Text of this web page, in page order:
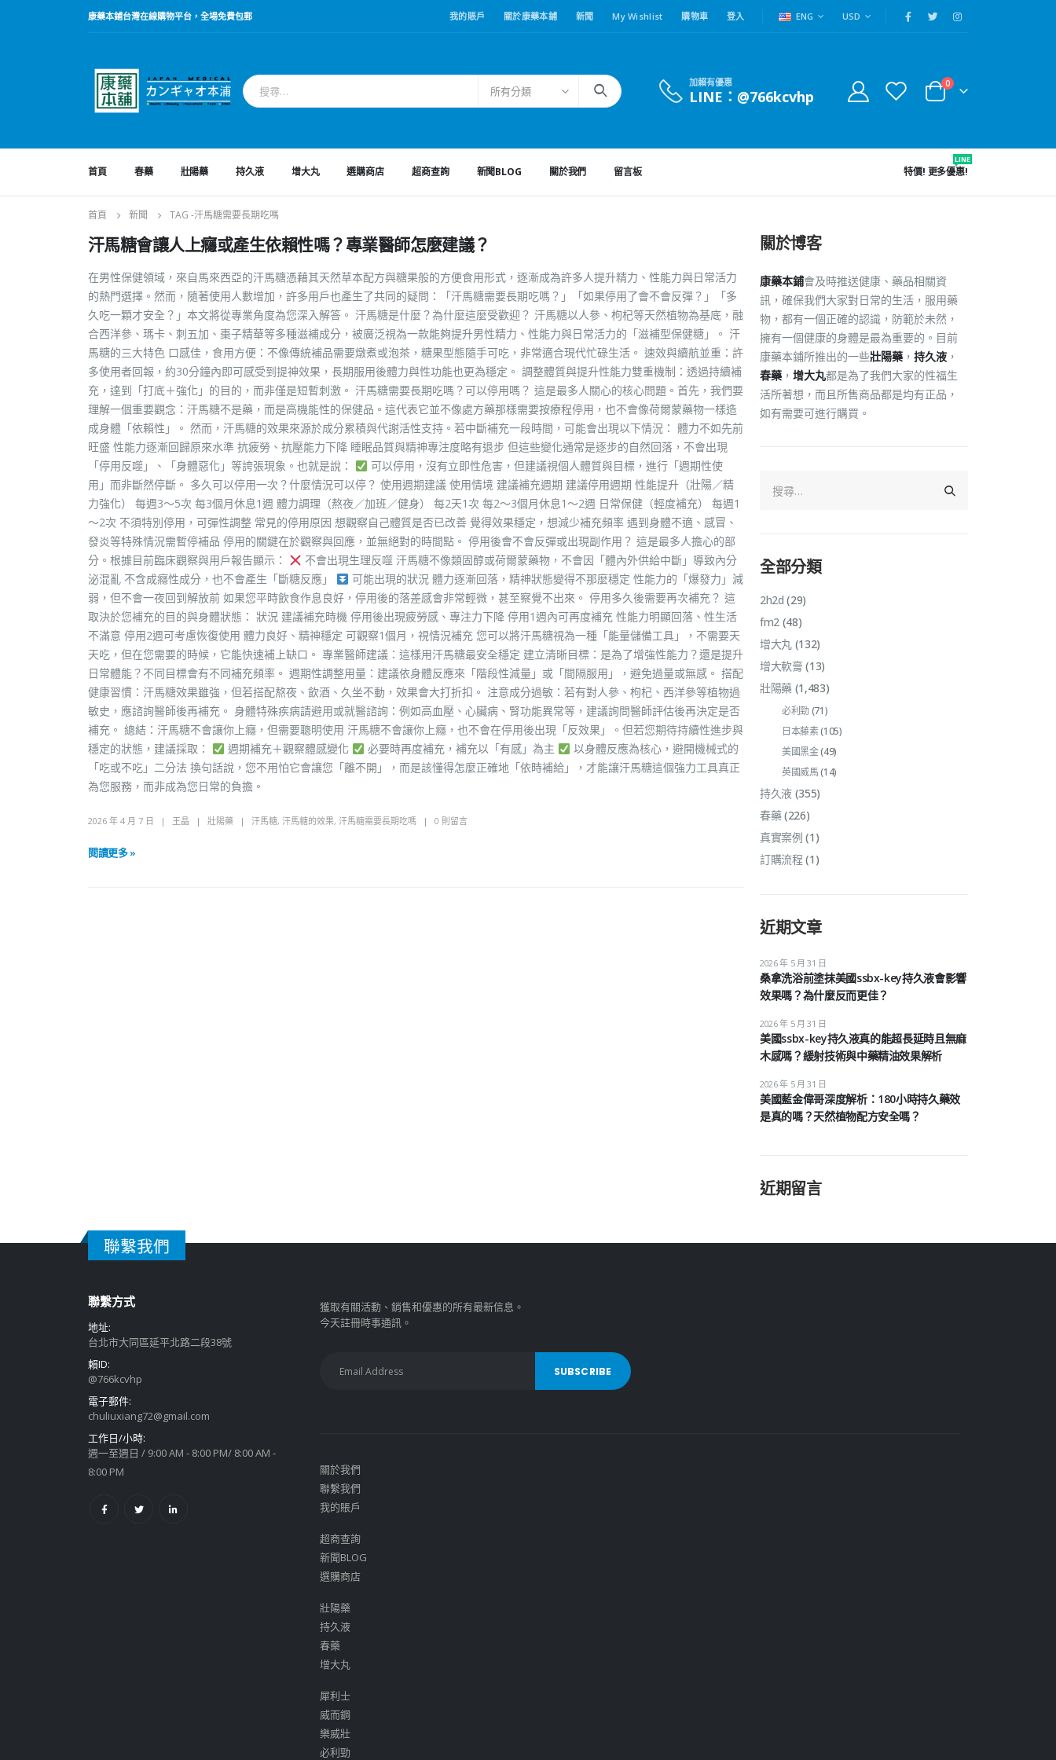
康藥本鋪台灣在線購物平台，全場免費包郵 我的賬戶 關於康藥本鋪 新聞 My Wishlist 購物車 登入 ENG USD
所有分類
加賴有優惠
LINE：@766kcvhp
0
首頁 春藥 壯陽藥 持久液 增大丸 選購商店 超商查詢 新聞BLOG 關於我們 留言板 特價! 更多優惠!
LINE
首頁 新聞 TAG -汗馬糖需要長期吃嗎
汗馬糖會讓人上癮或產生依賴性嗎？專業醫師怎麼建議？
在男性保健領域，來自馬來西亞的汗馬糖憑藉其天然草本配方與糖果般的方便食用形式，逐漸成為許多人提升精力、性能力與日常活力
的熱門選擇。然而，隨著使用人數增加，許多用戶也產生了共同的疑問：「汗馬糖需要長期吃嗎？」「如果停用了會不會反彈？」「多
久吃一顆才安全？」本文將從專業角度為您深入解答。 汗馬糖是什麼？為什麼這麼受歡迎？ 汗馬糖以人參、枸杞等天然植物為基底，融
合西洋參、瑪卡、刺五加、棗子精華等多種滋補成分，被廣泛視為一款能夠提升男性精力、性能力與日常活力的「滋補型保健糖」。 汗
馬糖的三大特色 口感佳，食用方便：不像傳統補品需要燉煮或泡茶，糖果型態隨手可吃，非常適合現代忙碌生活。 速效與續航並重：許
多使用者回報，約30分鐘內即可感受到提神效果，長期服用後體力與性功能也更為穩定。 調整體質與提升性能力雙重機制：透過持續補
充，達到「打底＋強化」的目的，而非僅是短暫刺激。 汗馬糖需要長期吃嗎？可以停用嗎？ 這是最多人關心的核心問題。首先，我們要
理解一個重要觀念：汗馬糖不是藥，而是高機能性的保健品。這代表它並不像處方藥那樣需要按療程停用，也不會像荷爾蒙藥物一樣造
成身體「依賴性」。 然而，汗馬糖的效果來源於成分累積與代謝活性支持。若中斷補充一段時間，可能會出現以下情況： 體力不如先前
旺盛 性能力逐漸回歸原來水準 抗疲勞、抗壓能力下降 睡眠品質與精神專注度略有退步 但這些變化通常是逐步的自然回落，不會出現
「停用反噬」、「身體惡化」等誇張現象。也就是說：
可以停用，沒有立即性危害，但建議視個人體質與目標，進行「週期性使
用」而非斷然停斷。 多久可以停用一次？什麼情況可以停？ 使用週期建議 使用情境 建議補充週期 建議停用週期 性能提升（壯陽／精
力強化） 每週3～5次 每3個月休息1週 體力調理（熬夜／加班／健身） 每2天1次 每2～3個月休息1～2週 日常保健（輕度補充） 每週1
～2次 不須特別停用，可彈性調整 常見的停用原因 想觀察自己體質是否已改善 覺得效果穩定，想減少補充頻率 遇到身體不適、感冒、
發炎等特殊情況需暫停補品 停用的關鍵在於觀察與回應，並無絕對的時間點。 停用後會不會反彈或出現副作用？ 這是最多人擔心的部
分。根據目前臨床觀察與用戶報告顯示：
不會出現生理反噬 汗馬糖不像類固醇或荷爾蒙藥物，不會因「體內外供給中斷」導致內分
泌混亂 不含成癮性成分，也不會產生「斷糖反應」
可能出現的狀況 體力逐漸回落，精神狀態變得不那麼穩定 性能力的「爆發力」減
弱，但不會一夜回到解放前 如果您平時飲食作息良好，停用後的落差感會非常輕微，甚至察覺不出來。 停用多久後需要再次補充？ 這
取決於您補充的目的與身體狀態： 狀況 建議補充時機 停用後出現疲勞感、專注力下降 停用1週內可再度補充 性能力明顯回落、性生活
不滿意 停用2週可考慮恢復使用 體力良好、精神穩定 可觀察1個月，視情況補充 您可以將汗馬糖視為一種「能量儲備工具」，不需要天
天吃，但在您需要的時候，它能快速補上缺口。 專業醫師建議：這樣用汗馬糖最安全穩定 建立清晰目標：是為了增強性能力？還是提升
日常體能？不同目標會有不同補充頻率。 週期性調整用量：建議依身體反應來「階段性減量」或「間隔服用」，避免過量或無感。 搭配
健康習慣：汗馬糖效果雖強，但若搭配熬夜、飲酒、久坐不動，效果會大打折扣。 注意成分過敏：若有對人參、枸杞、西洋參等植物過
敏史，應諮詢醫師後再補充。 身體特殊疾病請避用或就醫諮詢：例如高血壓、心臟病、腎功能異常等，建議詢問醫師評估後再決定是否
補充。 總結：汗馬糖不會讓你上癮，但需要聰明使用 汗馬糖不會讓你上癮，也不會在停用後出現「反效果」。但若您期待持續性進步與
穩定的狀態，建議採取：
週期補充＋觀察體感變化 必要時再度補充，補充以「有感」為主
以身體反應為核心，避開機械式的
「吃或不吃」二分法 換句話說，您不用怕它會讓您「離不開」，而是該懂得怎麼正確地「依時補給」，才能讓汗馬糖這個強力工具真正
為您服務，而非成為您日常的負擔。
2026 年 4 月 7 日 王晶 壯陽藥 汗馬糖, 汗馬糖的效果, 汗馬糖需要長期吃嗎 0 則留言
閱讀更多 »
關於博客
康藥本鋪會及時推送健康、藥品相關資
訊，確保我們大家對日常的生活，服用藥
物，都有一個正確的認識，防範於未然，
擁有一個健康的身體是最為重要的。目前
康藥本鋪所推出的一些壯陽藥 ， 持久液 ，
春藥 ， 增大丸都是為了我們大家的性福生
活所著想，而且所售商品都是均有正品，
如有需要可進行購買。
全部分類
2h2d (29)
fm2(48)
增大丸(132)
增大軟膏 (13)
壯陽藥(1,483)
必利勁(71)
日本藤素(105)
美國黑金(49)
英國威馬(14)
持久液(355)
春藥(226)
真實案例 (1)
訂購流程 (1)
近期文章
桑拿洗浴前塗抹美國ssbx-key持久液會影響
效果嗎？為什麼反而更佳？
2026 年 5 月 31 日
美國ssbx-key持久液真的能超長延時且無麻
木感嗎？緩射技術與中藥精油效果解析
2026 年 5 月 31 日
美國藍金偉哥深度解析：180小時持久藥效
是真的嗎？天然植物配方安全嗎？
2026 年 5 月 31 日
近期留言
聯繫我們
聯繫方式
地址:
台北市大同區延平北路二段38號
賴ID:
@766kcvhp
電子郵件:
chuliuxiang72@gmail.com
工作日/小時:
週一至週日 / 9:00 AM - 8:00 PM/ 8:00 AM -
8:00 PM
獲取有關活動、銷售和優惠的所有最新信息。
今天註冊時事通訊。
關於我們
聯繫我們
我的賬戶
超商查詢
新聞BLOG
選購商店
壯陽藥
持久液
春藥
增大丸
犀利士
威而鋼
樂威壯
必利勁